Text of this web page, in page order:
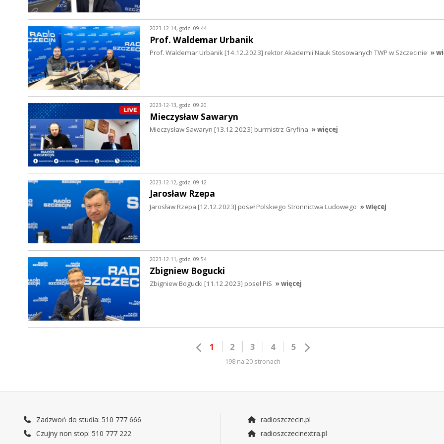
2023-12-14, godz. 09:44
Prof. Waldemar Urbanik
Prof. Waldemar Urbanik [14.12.2023] rektor Akademii Nauk Stosowanych TWP w Szczecinie »
2023-12-13, godz. 09:20
Mieczysław Sawaryn
Mieczysław Sawaryn [13.12.2023] burmistrz Gryfina » więcej
2023-12-12, godz. 09:12
Jarosław Rzepa
Jarosław Rzepa [12.12.2023] poseł Polskiego Stronnictwa Ludowego » więcej
2023-12-11, godz. 09:54
Zbigniew Bogucki
Zbigniew Bogucki [11.12.2023] poseł PiS » więcej
1 2 3 4 5
198 na 20 stronach
Zadzwoń do studia: 510 777 666
Czujny non stop: 510 777 222
radioszczecin.pl
radioszczecinextra.pl